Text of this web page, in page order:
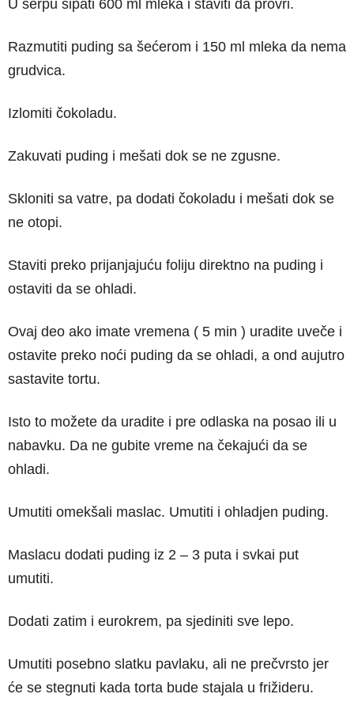
U šerpu sipati 600 ml mleka i staviti da provri.
Razmutiti puding sa šećerom i 150 ml mleka da nema
grudvica.
Izlomiti čokoladu.
Zakuvati puding i mešati dok se ne zgusne.
Skloniti sa vatre, pa dodati čokoladu i mešati dok se
ne otopi.
Staviti preko prijanjajuću foliju direktno na puding i
ostaviti da se ohladi.
Ovaj deo ako imate vremena ( 5 min ) uradite uveče i
ostavite preko noći puding da se ohladi, a ond aujutro
sastavite tortu.
Isto to možete da uradite i pre odlaska na posao ili u
nabavku. Da ne gubite vreme na čekajući da se
ohladi.
Umutiti omekšali maslac. Umutiti i ohladjen puding.
Maslacu dodati puding iz 2 – 3 puta i svkai put
umutiti.
Dodati zatim i eurokrem, pa sjediniti sve lepo.
Umutiti posebno slatku pavlaku, ali ne prečvrsto jer
će se stegnuti kada torta bude stajala u frižideru.